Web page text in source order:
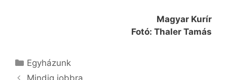
Magyar Kurír
Fotó: Thaler Tamás
Kategória
Egyházunk